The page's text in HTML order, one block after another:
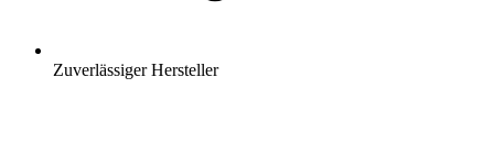
Zuverlässiger Hersteller